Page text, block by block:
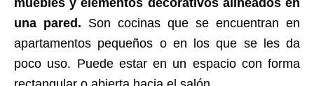
muebles y elementos decorativos alineados en
una pared. Son cocinas que se encuentran en
apartamentos pequeños o en los que se les da
poco uso. Puede estar en un espacio con forma